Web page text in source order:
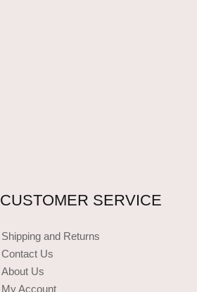
CUSTOMER SERVICE
Shipping and Returns
Contact Us
About Us
My Account